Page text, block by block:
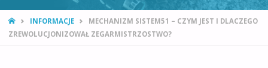
STRONA
GŁÓWNA
INFORMACJE
MECHANIZM SISTEM51 – CZYM JEST I DLACZEGO
ZREWOLUCJONIZOWAŁ ZEGARMISTRZOSTWO?